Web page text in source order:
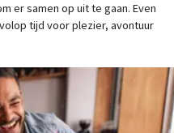
er samen op uit te gaan. Even
tijd voor plezier, avontuur